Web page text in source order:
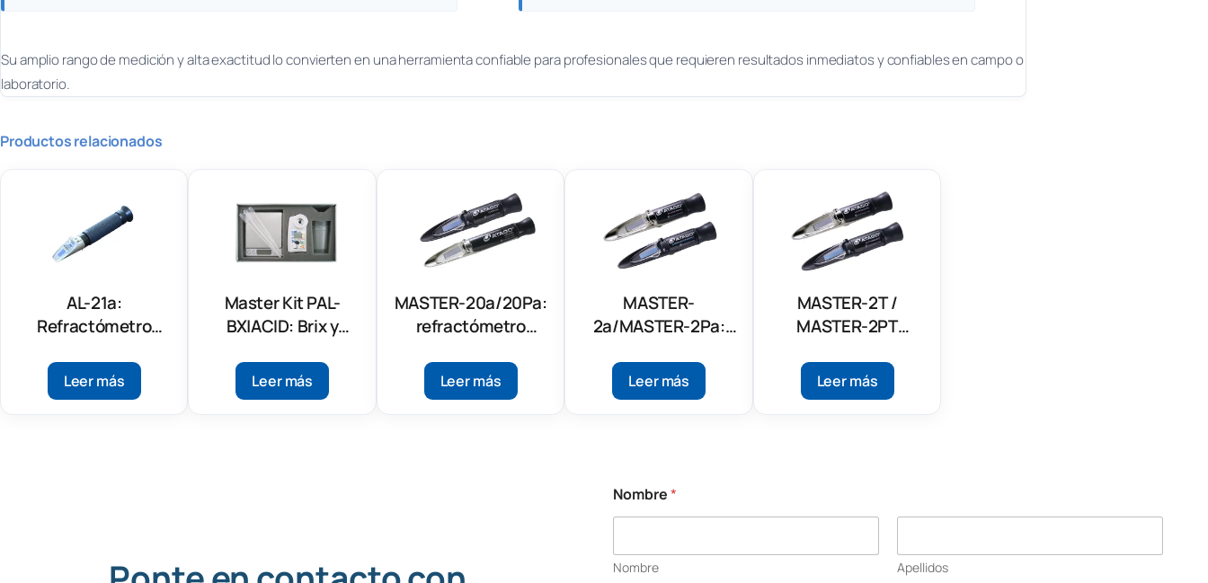
Su amplio rango de medición y alta exactitud lo convierten en una herramienta confiable para profesionales que requieren resultados inmediatos y confiables en campo o
laboratorio.
Productos relacionados
AL-21a:
Refractómetro
y destilados
Leer más
Master Kit PAL-
BX|ACID: Brix y
Leer más
MASTER-20a/20Pa:
refractómetro
Leer más
MASTER-
2a/MASTER-2Pa:
salsas
Leer más
MASTER-2T /
MASTER-2PT
Digital Portátil
Leer más
Nombre*
Nombre Apellidos